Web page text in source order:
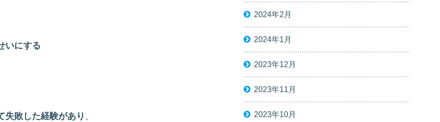
いにする
失敗した経験があり 、
2024年2月
2024年1月
2023年12月
2023年11月
2023年10月